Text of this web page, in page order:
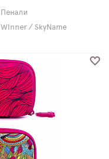
Пенали
Winner / SkyName